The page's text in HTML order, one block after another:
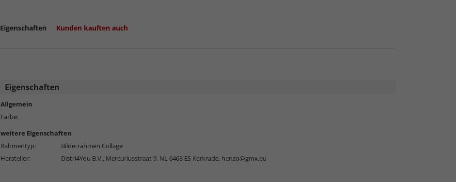
Eigenschaften Kunden kauften auch
Eigenschaften
Allgemein
Farbe:
weitere Eigenschaften
Rahmentyp:
Bilderrahmen Collage
Hersteller:
Distri4You B.V., Mercuriusstraat 9, NL 6468 ES Kerkrade, henzo@gmx.eu